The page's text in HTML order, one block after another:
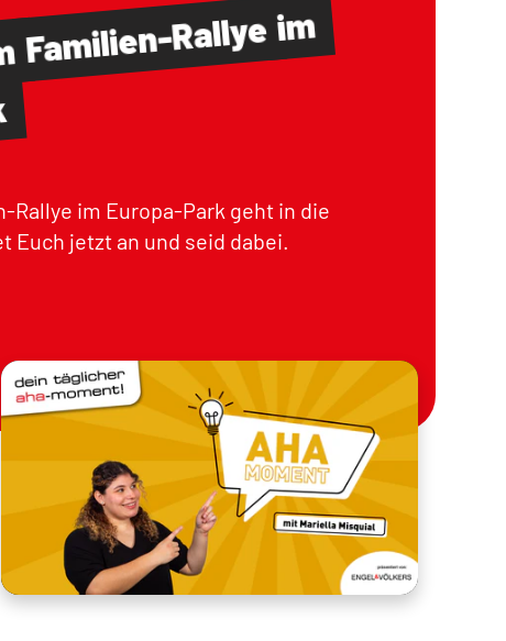
Familien-Rallyeim
Rallye im Europa-Park geht in die
Euch jetzt an und seid dabei.